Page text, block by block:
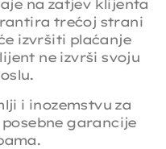
na zatjev klijenta
trećoj strani
izvršiti plaćanje
ne izvrši svoju
i inozemstvu za
garancije